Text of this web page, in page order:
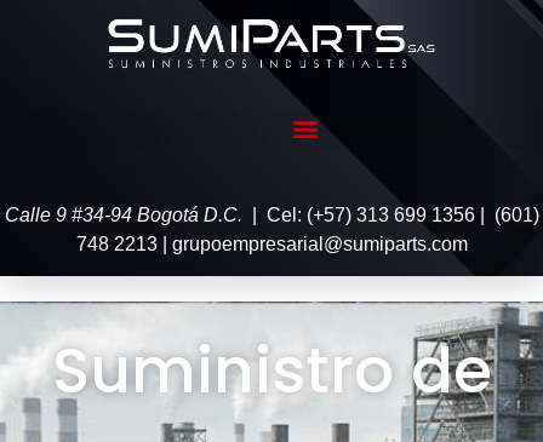
Calle 9 #34-94 Bogotá D.C. | Cel: (+57) 313 699 1356 | (601)
748 2213 | grupoempresarial@sumiparts.com
Suministro de